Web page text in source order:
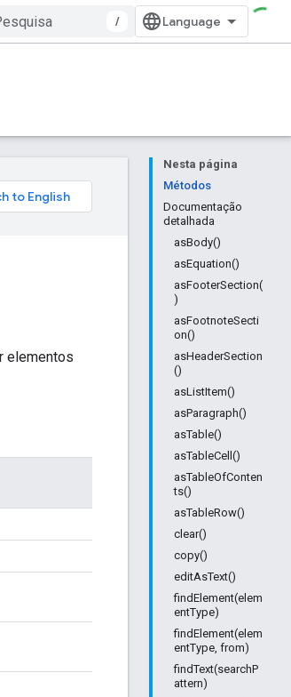
/
Nesta página
Métodos
Documentação
detalhada
asBody()
asEquation()
asFooterSection(
)
asFootnoteSecti
on()
asHeaderSection
()
asListItem()
asParagraph()
asTable()
asTableCell()
asTableOfConten
ts()
asTableRow()
clear()
copy()
editAsText()
findElement(elem
entType)
findElement(elem
entType, from)
findText(searchP
attern)
elementos